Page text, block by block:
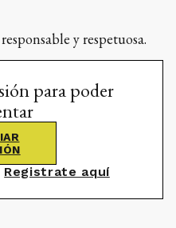
y respetuosa.
para poder
Registrate aquí